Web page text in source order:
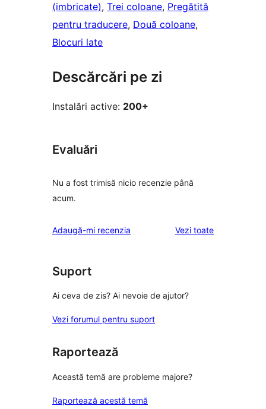
(imbricate), Trei coloane, Pregătită
pentru traducere, Două coloane
Blocuri late
Descărcări pe zi
Instalări active: 200+
Evaluări
Nu a fost trimisă nicio recenzie până
acum.
Adaugă-mi recenzia Vezi toaterecenziile
Suport
Ai ceva de zis? Ai nevoie de ajutor?
Vezi forumul pentru suport
Raportează
Această temă are probleme majore?
Raportează acestă temă